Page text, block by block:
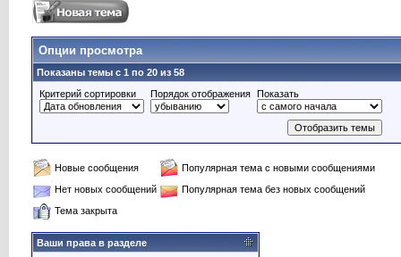
Опции просмотра
Показаны темы с 1 по 20 из 58
Критерий сортировки
Порядок отображения Показать
Новые сообщения
Популярная тема с новыми сообщениями
Нет новых сообщений
Популярная тема без новых сообщений
Тема закрыта
Ваши права в разделе